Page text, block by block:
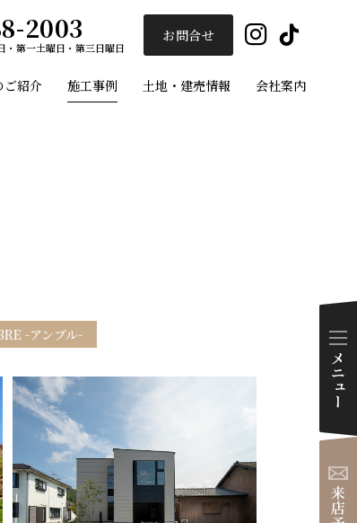
-アンブル-
ダイアリー
ご紹介 施工事例 土地・建売情報 会社案内
2003
・第一土曜日・第三日曜日
お問合せ